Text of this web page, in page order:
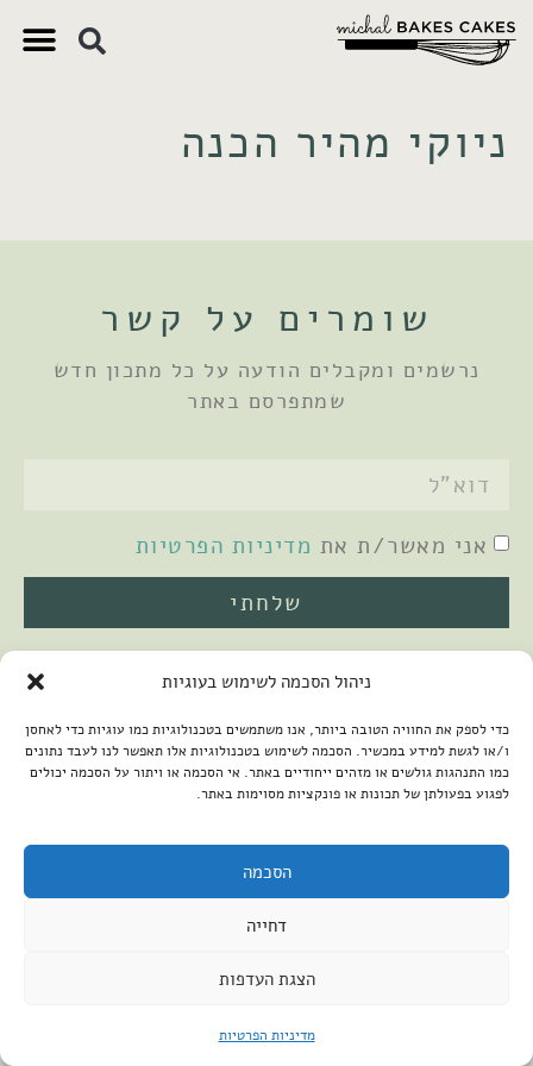
ניהול הסכמה לשימוש בעוגיות
כדי לספק את החוויה הטובה ביותר, אנו משתמשים בטכנולוגיות כמו עוגיות כדי לאחסן
ו/או לגשת למידע במכשיר. הסכמה לשימוש בטכנולוגיות אלו תאפשר לנו לעבד נתונים
כמו התנהגות גולשים או מזהים ייחודיים באתר. אי הסכמה או ויתור על הסכמה יכולים
לפגוע בפעולתן של תכונות או פונקציות מסוימות באתר.
הסכמה
דחייה
הצגת העדפות
מדיניות הפרטיות
ניוקי מהיר הכנה
שומרים על קשר
נרשמים ומקבלים הודעה על כל מתכון חדש
שמתפרסם באתר
אני מאשר/ת את מדיניות הפרטיות
שלחתי
2026 © כל הזכויות שמורות למיכל שמיר
הצהרת נגישות